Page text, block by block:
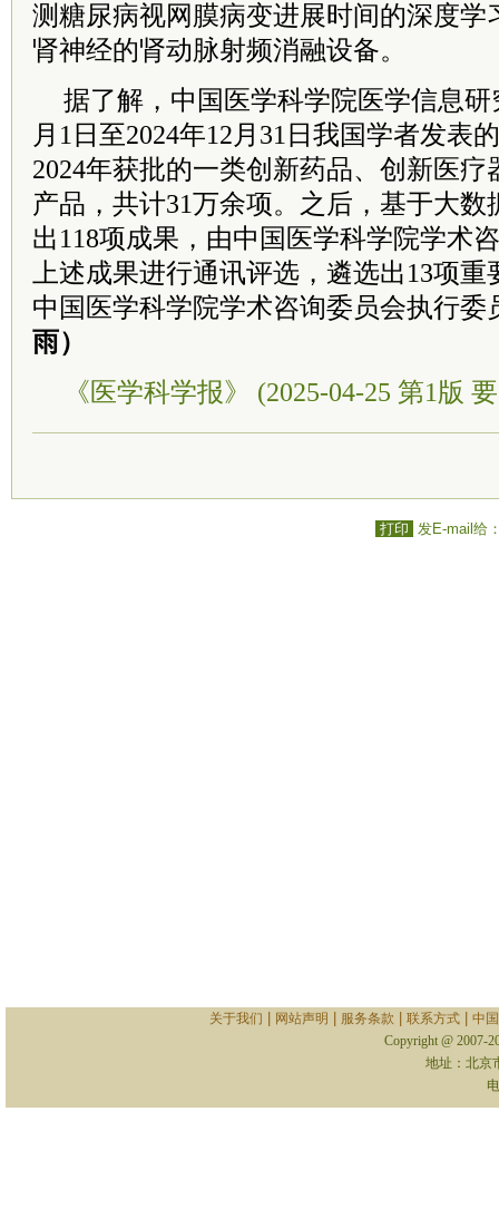
测糖尿病视网膜病变进展时间的深度学
肾神经的肾动脉射频消融设备。
据了解，中国医学科学院医学信息研
月1日至2024年12月31日我国学者发表
2024年获批的一类创新药品、创新医
产品，共计31万余项。之后，基于大
出118项成果，由中国医学科学院学术
上述成果进行通讯评选，遴选出13项
中国医学科学院学术咨询委员会执行
雨）
《医学科学报》 (2025-04-25 第1版
打印 发E-mail给
关于我们 网站声明 服务条款 联系方式| 中
Copyright @ 2007-
地址：北京